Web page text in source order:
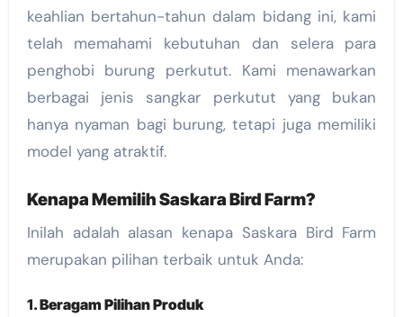
keahlian bertahun-tahun dalam bidang ini, kami
telah memahami kebutuhan dan selera para
penghobi burung perkutut. Kami menawarkan
berbagai jenis sangkar perkutut yang bukan
hanya nyaman bagi burung, tetapi juga memiliki
model yang atraktif.
Kenapa Memilih Saskara Bird Farm?
Inilah adalah alasan kenapa Saskara Bird Farm
merupakan pilihan terbaik untuk Anda:
1.Beragam Pilihan Produk